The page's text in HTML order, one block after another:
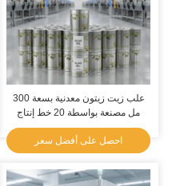
علب زيت زيتون معدنية بسعة 300
مل مصنعة بواسطة 20 خط إنتاج
مثالية لتطبيقات تغليف زيت الزيتون
على نطاق واسع
احصل على أفضل سعر